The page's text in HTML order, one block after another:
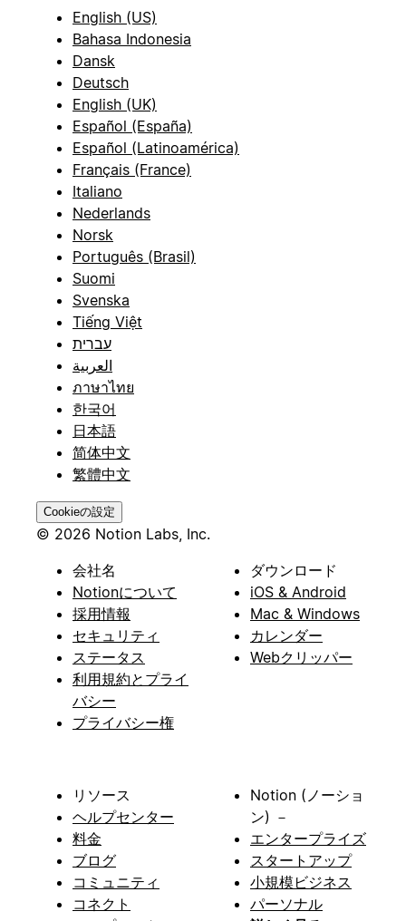
English (US)
Bahasa Indonesia
Dansk
Deutsch
English (UK)
Español (España)
Español (Latinoamérica)
Français (France)
Italiano
Nederlands
Norsk
Português (Brasil)
Suomi
Svenska
Tiếng Việt
עברית
العربية
ภาษาไทย
한국어
日本語
简体中文
繁體中文
Cookieの設定
© 2026 Notion Labs, Inc.
会社名
Notionについて
採用情報
セキュリティ
ステータス
利用規約とプライ
バシー
プライバシー権
ダウンロード
iOS & Android
Mac & Windows
カレンダー
Webクリッパー
リソース
ヘルプセンター
料金
ブログ
コミュニティ
コネクト
Notion (ノーショ
ン) －
エンタープライズ
スタートアップ
小規模ビジネス
パーソナル